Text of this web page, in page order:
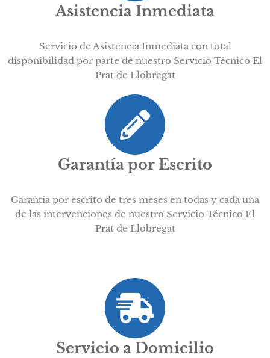
Asistencia Inmediata
Servicio de Asistencia Inmediata con total
disponibilidad por parte de nuestro Servicio Técnico El
Prat de Llobregat
Garantía por Escrito
Garantía por escrito de tres meses en todas y cada una
de las intervenciones de nuestro Servicio Técnico El
Prat de Llobregat
Servicio a Domicilio